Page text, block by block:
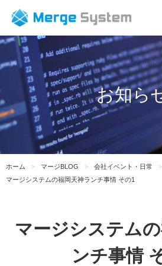
お知ら
ホーム マージBLOG
会社イベント・日常
マージシステムの福岡天神ランチ事情 その1
マージシステム
ンチ事情